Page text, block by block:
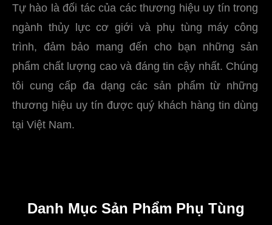
Tự hào là đối tác của các thương hiệu uy tín trong
ngành thủy lực cơ giới và phụ tùng máy công
trình, đảm bảo mang đến cho bạn những sản
phẩm chất lượng cao và đáng tin cậy nhất. Chúng
tôi cung cấp đa dạng các sản phẩm từ những
thương hiệu uy tín được quý khách hàng tin dùng
tại Việt Nam.
Danh Mục Sản Phẩm Phụ Tùng